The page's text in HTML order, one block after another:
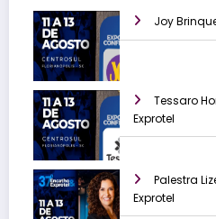
Joy
Tessaro
Exprotel
Palestra
Exprotel